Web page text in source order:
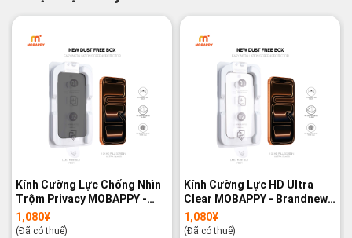
Kính Cường Lực Chống Nhìn
Trộm Privacy MOBAPPY -
Brandnew 100%
1,080¥
(Đã có thuế)
Kính Cường Lực HD Ultra
Clear MOBAPPY - Brandnew
100%
1,080¥
(Đã có thuế)